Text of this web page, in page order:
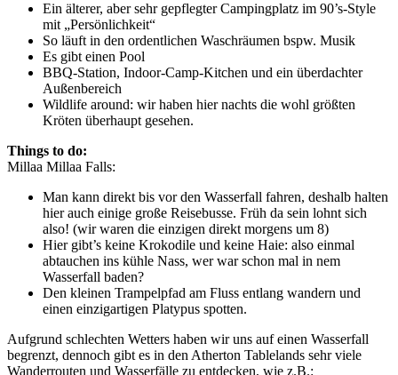
Ein älterer, aber sehr gepflegter Campingplatz im 90’s-Style
mit „Persönlichkeit“
So läuft in den ordentlichen Waschräumen bspw. Musik
Es gibt einen Pool
BBQ-Station, Indoor-Camp-Kitchen und ein überdachter
Außenbereich
Wildlife around: wir haben hier nachts die wohl größten
Kröten überhaupt gesehen.
Things to do:
Millaa Millaa Falls:
Man kann direkt bis vor den Wasserfall fahren, deshalb halten
hier auch einige große Reisebusse. Früh da sein lohnt sich
also! (wir waren die einzigen direkt morgens um 8)
Hier gibt’s keine Krokodile und keine Haie: also einmal
abtauchen ins kühle Nass, wer war schon mal in nem
Wasserfall baden?
Den kleinen Trampelpfad am Fluss entlang wandern und
einen einzigartigen Platypus spotten.
Aufgrund schlechten Wetters haben wir uns auf einen Wasserfall
begrenzt, dennoch gibt es in den Atherton Tablelands sehr viele
Wanderrouten und Wasserfälle zu entdecken, wie z.B.: